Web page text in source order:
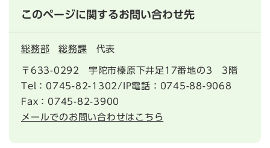
このページに関するお問い合わせ先
総務部 総務課 代表
〒633-0292
宇陀市榛原下井足17番地の3 3階
Tel：0745-82-1302/IP電話：0745-88-9068
Fax：0745-82-3900
メールでのお問い合わせはこちら